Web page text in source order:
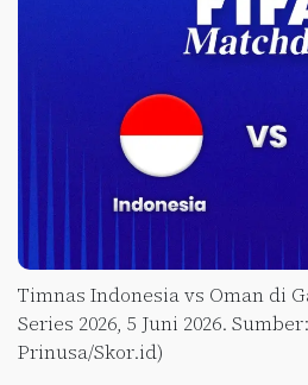
Timnas Indonesia vs Oman di
Series 2026, 5 Juni 2026.
Prinusa/Skor.id)